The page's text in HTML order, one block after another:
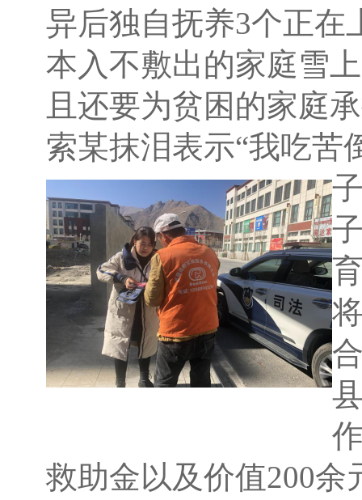
异后独自抚养3个正在
本入不敷出的家庭雪
且还要为贫困的家庭
索某抹泪表示“我吃苦
救助金以及价值200